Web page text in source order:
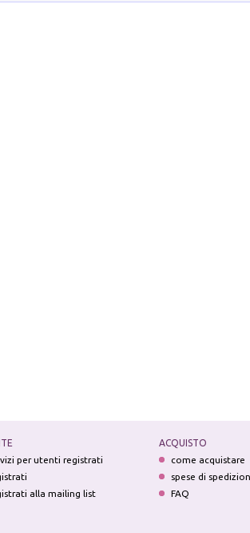
per utenti registrati
alla mailing list
ACQUISTO
come acquistare
spese di
FAQ